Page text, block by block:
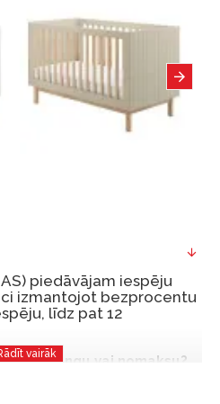
piedāvājam iespēju
izmantojot bezprocentu
līdz pat 12
līzingu vai nomaksu?